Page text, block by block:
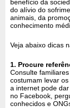
benefício da
do alívio do
animais, da
conhecimento
Veja abaixo dicas
1. Procure
Consulte
costumam levar
a internet pode
no Facebook,
conhecidos e